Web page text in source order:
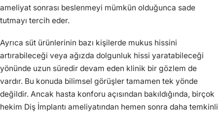
ameliyat sonrası beslenmeyi mümkün olduğunca sade
tutmayı tercih eder.
Ayrıca süt ürünlerinin bazı kişilerde mukus hissini
artırabileceği veya ağızda dolgunluk hissi yaratabileceği
yönünde uzun süredir devam eden klinik bir gözlem de
vardır. Bu konuda bilimsel görüşler tamamen tek yönde
değildir. Ancak hasta konforu açısından bakıldığında, birçok
hekim Diş İmplantı ameliyatından hemen sonra daha temkinli